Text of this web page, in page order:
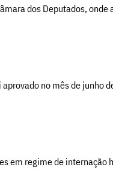
dos Deputados, onde
no mês de junho
regime de